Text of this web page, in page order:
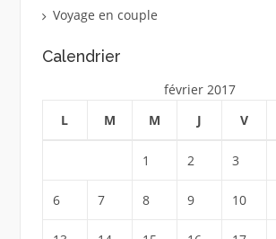
Voyage en couple
Calendrier
février 2017
L
M M J V
1 2 3
6 7 8 9 10